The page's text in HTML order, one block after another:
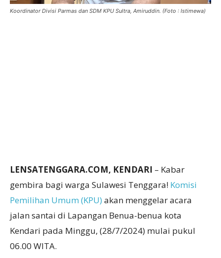
Koordinator Divisi Parmas dan SDM KPU Sultra, Amiruddin. (Foto : Istimewa)
LENSATENGGARA.COM, KENDARI – Kabar
gembira bagi warga Sulawesi Tenggara! Komisi
Pemilihan Umum (KPU) akan menggelar acara
jalan santai di Lapangan Benua-benua kota
Kendari pada Minggu, (28/7/2024) mulai pukul
06.00 WITA.